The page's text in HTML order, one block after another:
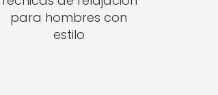
para hombres con
estilo